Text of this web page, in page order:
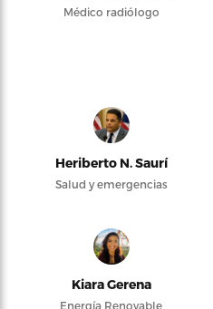
Médico radiólogo
Heriberto N. Saurí
Salud y emergencias
Kiara Gerena
Energía Renovable